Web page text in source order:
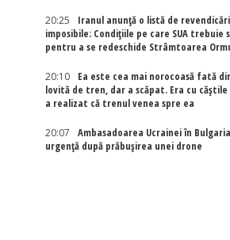
20:25
Iranul anunță o listă de
imposibile: Condițiile pe care SUA trebuie
pentru a se redeschide Strâmtoarea
20:10
Ea este cea mai norocoasă fată
lovită de tren, dar a scăpat. Era cu
a realizat că trenul venea spre ea
20:07
Ambasadoarea Ucrainei în
urgență după prăbușirea unei drone